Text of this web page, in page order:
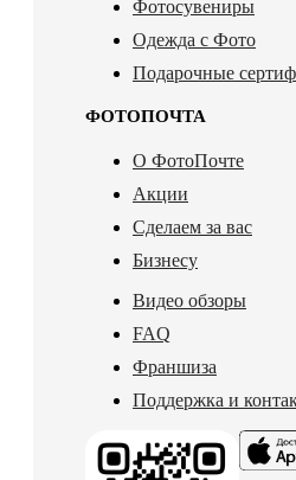
Фотосувениры
Одежда с Фото
Подарочные
ФОТОПОЧТА
О ФотоПочте
Акции
Сделаем за вас
Бизнесу
Видео обзоры
FAQ
Франшиза
Поддержка и